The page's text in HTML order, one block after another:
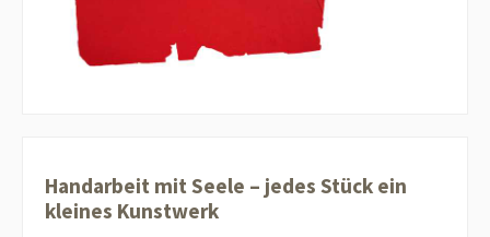
Handarbeit mit Seele – jedes Stück ein
kleines Kunstwerk